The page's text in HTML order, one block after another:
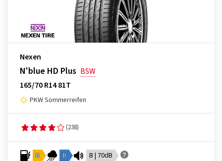
Nexen
N'blue HD Plus BSW
165/70 R14 81T
PKW Sommerreifen
(238)
D B B | 70dB